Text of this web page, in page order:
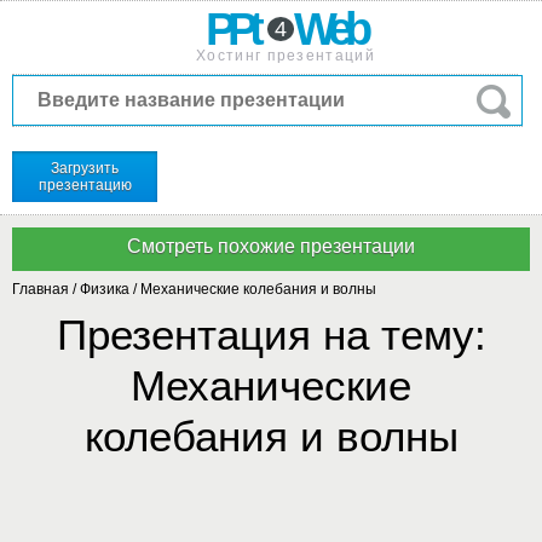
PPt 4 Web
Хостинг презентаций
Загрузить
презентацию
Главная /Физика / Механические колебания и волны
Презентация на тему:
Механические
колебания и волны